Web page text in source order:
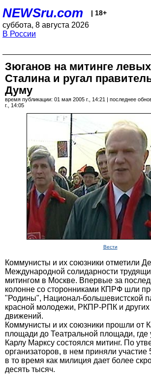
NEWSru.com | 18+
суббота, 8 августа 2026
В России
Зюганов на митинге
Сталина и ругал
Думу
время публикации: 01 мая 2005 г., 14:21 | последнее
г., 14:05
Вести
Коммунисты и их союзники отметили
Международной солидарности
митингом в Москве. Впервые за
колонне со сторонниками КПРФ шли
"Родины", Национал-большевистской
красной молодежи, РКПР-РПК и других
движений.
Коммунисты и их союзники прошли от
площади до Театральной площади, где
Карлу Марксу состоялся митинг. По
организаторов, в нем приняли участие
в то время как милиция дает более
десять тысяч.